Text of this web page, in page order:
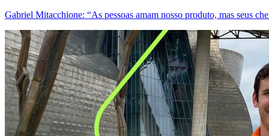
Gabriel Mitacchione: “As pessoas amam nosso produto, mas seus